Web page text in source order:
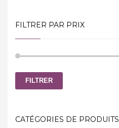
FILTRER PAR PRIX
FILTRER
CATÉGORIES DE PRODUITS